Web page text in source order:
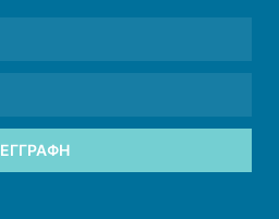
ΕΓΓΡΑΦΉ